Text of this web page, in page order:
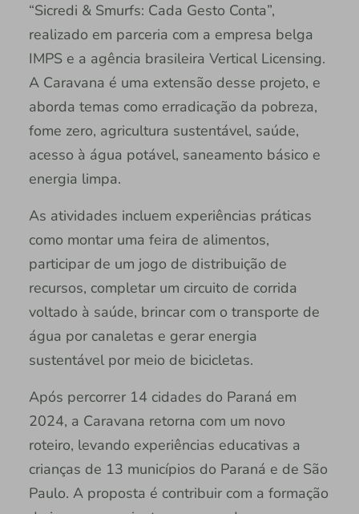
“Sicredi & Smurfs: Cada Gesto Conta”,
realizado em parceria com a empresa belga
IMPS e a agência brasileira Vertical Licensing.
A Caravana é uma extensão desse projeto, e
aborda temas como erradicação da pobreza,
fome zero, agricultura sustentável, saúde,
acesso à água potável, saneamento básico e
energia limpa.
As atividades incluem experiências práticas
como montar uma feira de alimentos,
participar de um jogo de distribuição de
recursos, completar um circuito de corrida
voltado à saúde, brincar com o transporte de
água por canaletas e gerar energia
sustentável por meio de bicicletas.
Após percorrer 14 cidades do Paraná em
2024, a Caravana retorna com um novo
roteiro, levando experiências educativas a
crianças de 13 municípios do Paraná e de São
Paulo. A proposta é contribuir com a formação